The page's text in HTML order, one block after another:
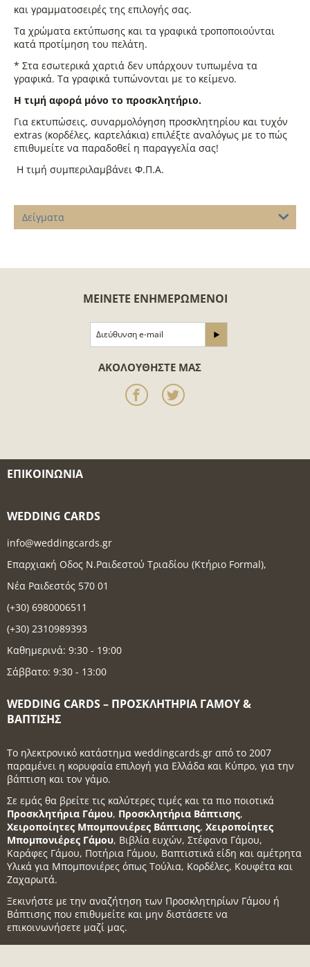
και γραμματοσειρές της επιλογής σας.
Τα χρώματα εκτύπωσης και τα γραφικά τροποποιούνται
κατά προτίμηση του πελάτη.
* Στα εσωτερικά χαρτιά δεν υπάρχουν τυπωμένα τα
γραφικά. Τα γραφικά τυπώνονται με το κείμενο.
Η τιμή αφορά μόνο το προσκλητήριο.
Για εκτυπώσεις, συναρμολόγηση προσκλητηρίου και τυχόν
extras (κορδέλες, καρτελάκια) επιλέξτε αναλόγως με το πώς
επιθυμείτε να παραδοθεί η παραγγελία σας!
Η τιμή συμπεριλαμβάνει Φ.Π.Α.
Δείγματα
ΜΕΊΝΕΤΕ ΕΝΗΜΕΡΩΜΈΝΟΙ
ΑΚΟΛΟΥΘΉΣΤΕ ΜΑΣ
ΕΠΙΚΟΙΝΩΝΊΑ
WEDDING CARDS
info@weddingcards.gr
Επαρχιακή Οδος Ν.Ραιδεστού Τριαδίου (Κτήριο Formal),
Νέα Ραιδεστός 570 01
(+30) 6980006511
(+30) 2310989393
Καθημερινά: 9:30 - 19:00
Σάββατο: 9:30 - 13:00
WEDDING CARDS – ΠΡΟΣΚΛΗΤΉΡΙΑ ΓΆΜΟΥ &
ΒΆΠΤΙΣΗΣ
Το ηλεκτρονικό κατάστημα weddingcards.gr από το 2007
παραμένει η κορυφαία επιλογή για Ελλάδα και Κύπρο, για την
βάπτιση και τον γάμο.
Σε εμάς θα βρείτε τις καλύτερες τιμές και τα πιο ποιοτικά
Προσκλητήρια Γάμου, Προσκλητήρια Βάπτισης,
Χειροποίητες Μπομπονιέρες Βάπτισης, Χειροποίητες
Μπομπονιέρες Γάμου, Βιβλία ευχών, Στέφανα Γάμου,
Καράφες Γάμου, Ποτήρια Γάμου, Βαπτιστικά είδη και αμέτρητα
Υλικά για Μπομπονιέρες όπως Τούλια, Κορδέλες, Κουφέτα και
Ζαχαρωτά.
Ξεκινήστε με την αναζήτηση των Προσκλητηρίων Γάμου ή
Βάπτισης που επιθυμείτε και μην διστάσετε να
επικοινωνήσετε μαζί μας.